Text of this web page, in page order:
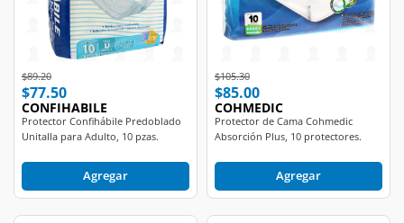
Price reduced from
$89.20to
$77.50
CONFIHABILE
Protector Confihábile Predoblado
Unitalla para Adulto, 10 pzas.
Agregar
Price reduced from
$105.30to
$85.00
COHMEDIC
Protector de Cama Cohmedic
Absorción Plus, 10 protectores.
Agregar